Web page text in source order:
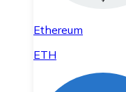
Ethereum
ETH